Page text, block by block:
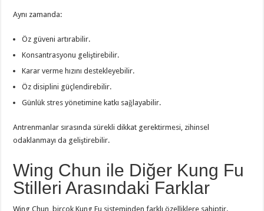
Aynı zamanda:
Öz güveni artırabilir.
Konsantrasyonu geliştirebilir.
Karar verme hızını destekleyebilir.
Öz disiplini güçlendirebilir.
Günlük stres yönetimine katkı sağlayabilir.
Antrenmanlar sırasında sürekli dikkat gerektirmesi, zihinsel
odaklanmayı da geliştirebilir.
Wing Chun ile Diğer Kung Fu
Stilleri Arasındaki Farklar
Wing Chun, birçok Kung Fu sisteminden farklı özelliklere sahiptir.